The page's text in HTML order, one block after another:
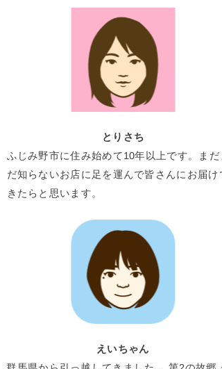
とりさち
ふじみ野市に住み始めて10年以上です。まだ
だ知らないお店に足を運んで皆さんにお届け
きたらと思います。
えいちゃん